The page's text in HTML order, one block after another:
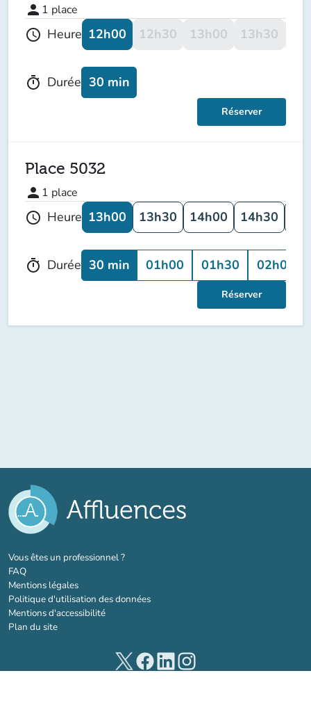
person 1 place
schedule Heure 12h00 12h30 13h00 13h30
timer Durée 30 min
Réserver
Place 5032
person 1 place
schedule Heure 13h00 13h30 14h00 14h30
timer Durée 30 min 01h00 01h30 02h00
Réserver
Vous êtes un professionnel ?(nouvel onglet)
FAQ
Mentions légales
Politique d'utilisation des données
Mentions d'accessibilité
Plan du site
(nouvel onglet)
(nouvel onglet)
(nouvel onglet)